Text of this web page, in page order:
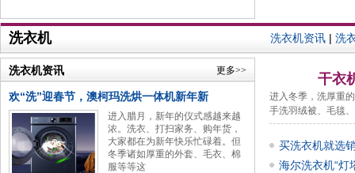
洗衣机 洗衣机资讯 | 洗
更多>>
洗衣机资讯
欢“洗”迎春节，澳柯玛洗烘一体机新年新
进入腊月，新年的仪式感越来越
浓。洗衣、打扫家务、购年货，
大家都在为新年快乐忙碌着。但
冬季诸如厚重的外套、毛衣、棉
服等等这
干衣
进入冬季，洗厚重
手洗羽绒被、毛毯
买洗衣机就选
海尔洗衣机“灯